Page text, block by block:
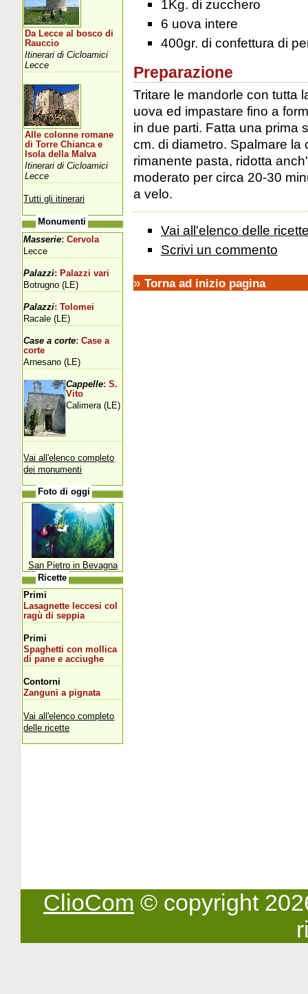
1Kg. di zucchero
6 uova intere
400gr. di confettura di
Preparazione
Tritare le mandorle con tutta
uova ed impastare fino a
in due parti. Fatta una prima
cm. di diametro. Spalmare la
rimanente pasta, ridotta
moderato per circa 20-30
a velo.
Vai all'elenco delle
Scrivi un commento
» Torna ad inizio pagina
Da Lecce al bosco di
Rauccio
Itinerari di Cicloamici
Lecce
Alle colonne romane
di Torre Chianca e
Isola della Malva
Itinerari di Cicloamici
Lecce
Tutti gli itinerari
Monumenti
Masserie: Cervola
Lecce
Palazzi: Palazzi vari
Botrugno (LE)
Palazzi: Tolomei
Racale (LE)
Case a corte: Case a
corte
Arnesano (LE)
Cappelle: S.
Vito
Calimera (LE)
Vai all'elenco completo
dei monumenti
Foto di oggi
San Pietro in Bevagna
Ricette
Primi
Lasagnette leccesi col
ragù di seppia
Primi
Spaghetti con mollica
di pane e acciughe
Contorni
Zanguni a pignata
Vai all'elenco completo
delle ricette
ClioCom © copyright